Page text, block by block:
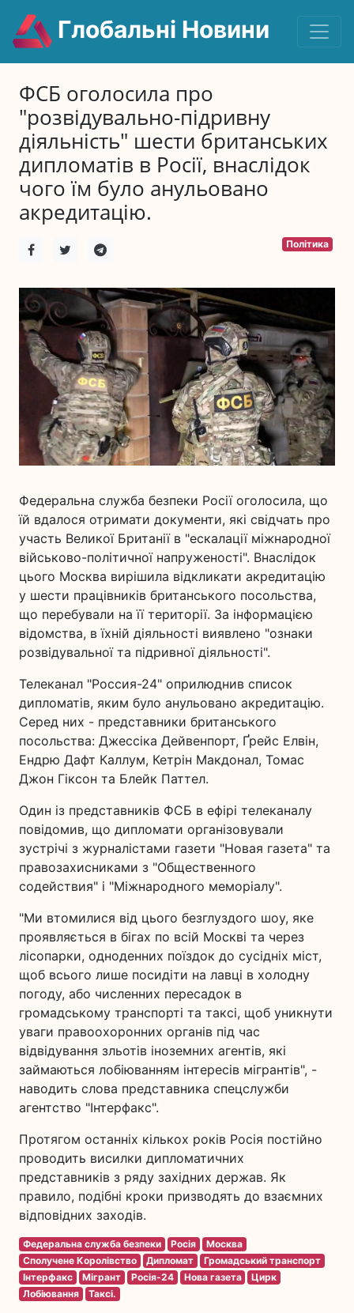
Глобальні Новини
ФСБ оголосила про
"розвідувально-підривну
діяльність" шести британських
дипломатів в Росії, внаслідок
чого їм було анульовано
акредитацію.
Політика
Федеральна служба безпеки Росії оголосила, що
їй вдалося отримати документи, які свідчать про
участь Великої Британії в "ескалації міжнародної
військово-політичної напруженості". Внаслідок
цього Москва вирішила відкликати акредитацію
у шести працівників британського посольства,
що перебували на її території. За інформацією
відомства, в їхній діяльності виявлено "ознаки
розвідувальної та підривної діяльності".
Телеканал "Россия-24" оприлюднив список
дипломатів, яким було анульовано акредитацію.
Серед них - представники британського
посольства: Джессіка Дейвенпорт, Ґрейс Елвін,
Ендрю Дафт Каллум, Кетрін Макдонал, Томас
Джон Гіксон та Блейк Паттел.
Один із представників ФСБ в ефірі телеканалу
повідомив, що дипломати організовували
зустрічі з журналістами газети "Новая газета" та
правозахисниками з "Общественного
содействия" і "Міжнародного меморіалу".
"Ми втомилися від цього безглуздого шоу, яке
проявляється в бігах по всій Москві та через
лісопарки, одноденних поїздок до сусідніх міст,
щоб всього лише посидіти на лавці в холодну
погоду, або численних пересадок в
громадському транспорті та таксі, щоб уникнути
уваги правоохоронних органів під час
відвідування зльотів іноземних агентів, які
займаються лобіюванням інтересів мігрантів", -
наводить слова представника спецслужби
агентство "Інтерфакс".
Протягом останніх кількох років Росія постійно
проводить висилки дипломатичних
представників з ряду західних держав. Як
правило, подібні кроки призводять до взаємних
відповідних заходів.
Федеральна служба безпеки Росія
Москва
Сполучене Королівство
Дипломат
Громадський транспорт
Інтерфакс
Мігрант Росія-24 Нова газета
Цирк
Лобіювання
Таксі.